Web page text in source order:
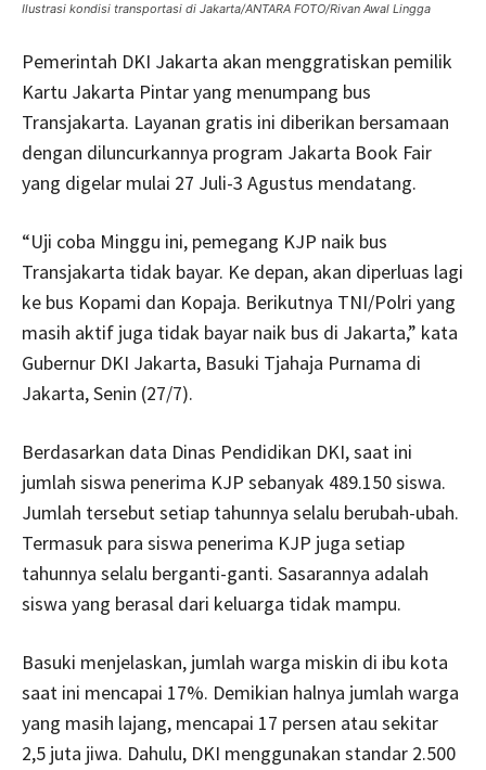
Ilustrasi kondisi transportasi di Jakarta/ANTARA FOTO/Rivan Awal Lingga
Pemerintah DKI Jakarta akan menggratiskan pemilik
Kartu Jakarta Pintar yang menumpang bus
Transjakarta. Layanan gratis ini diberikan bersamaan
dengan diluncurkannya program Jakarta Book Fair
yang digelar mulai 27 Juli-3 Agustus mendatang.
“Uji coba Minggu ini, pemegang KJP naik bus
Transjakarta tidak bayar. Ke depan, akan diperluas lagi
ke bus Kopami dan Kopaja. Berikutnya TNI/Polri yang
masih aktif juga tidak bayar naik bus di Jakarta,” kata
Gubernur DKI Jakarta, Basuki Tjahaja Purnama di
Jakarta, Senin (27/7).
Berdasarkan data Dinas Pendidikan DKI, saat ini
jumlah siswa penerima KJP sebanyak 489.150 siswa.
Jumlah tersebut setiap tahunnya selalu berubah-ubah.
Termasuk para siswa penerima KJP juga setiap
tahunnya selalu berganti-ganti. Sasarannya adalah
siswa yang berasal dari keluarga tidak mampu.
Basuki menjelaskan, jumlah warga miskin di ibu kota
saat ini mencapai 17%. Demikian halnya jumlah warga
yang masih lajang, mencapai 17 persen atau sekitar
2,5 juta jiwa. Dahulu, DKI menggunakan standar 2.500